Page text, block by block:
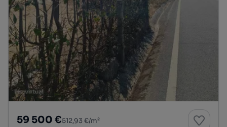
59 500 €512,93 €/m²